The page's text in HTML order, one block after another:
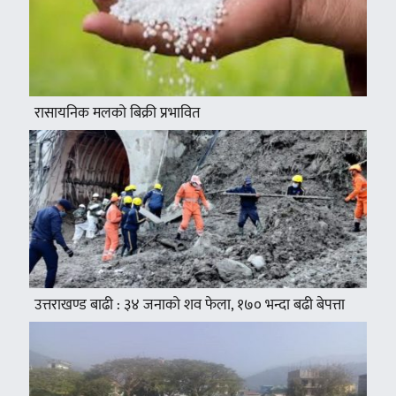
रासायनिक मलको बिक्री प्रभावित
उत्तराखण्ड बाढी : ३४ जनाको शव फेला, १७० भन्दा बढी बेपत्ता